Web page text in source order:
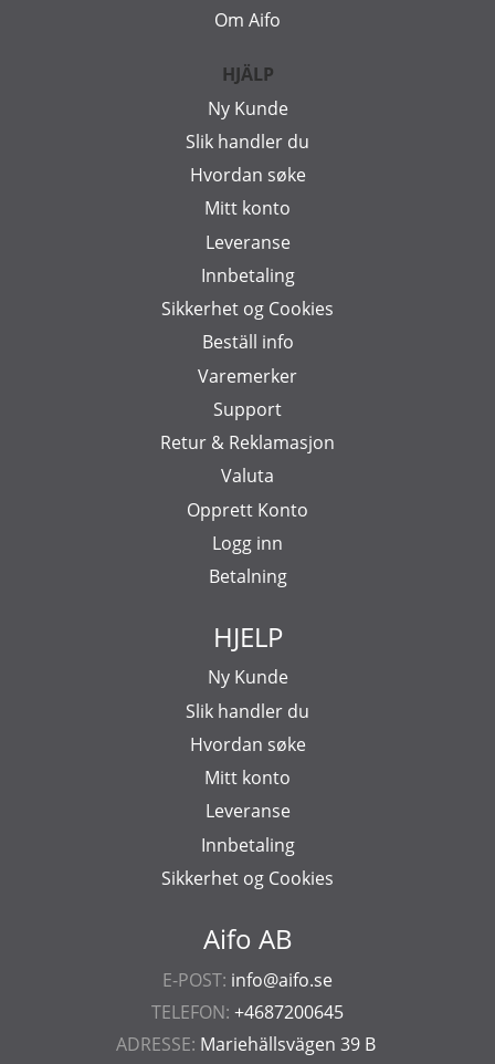
Aifo AB
E-POST: info@aifo.se
TELEFON: +4687200645
ADRESSE: Mariehällsvägen 39 B
Om Aifo
HJÄLP
Ny Kunde
Slik handler du
Hvordan søke
Mitt konto
Leveranse
Innbetaling
Sikkerhet og Cookies
Beställ info
Varemerker
Support
Retur & Reklamasjon
Valuta
Opprett Konto
Logg inn
Betalning
HJELP
Ny Kunde
Slik handler du
Hvordan søke
Mitt konto
Leveranse
Innbetaling
Sikkerhet og Cookies